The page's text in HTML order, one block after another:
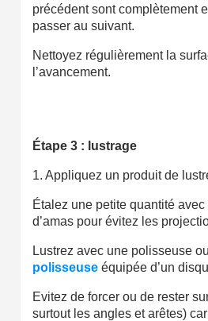
précédent sont complètement
passer au suivant.
Nettoyez régulièrement la
l’avancement.
Étape 3 : lustrage
1. Appliquez un produit de
Étalez une petite quantité
d’amas pour évitez les
Lustrez avec une polisseuse
polisseuse équipée d’un
Evitez de forcer ou de rester
surtout les angles et arêtes)